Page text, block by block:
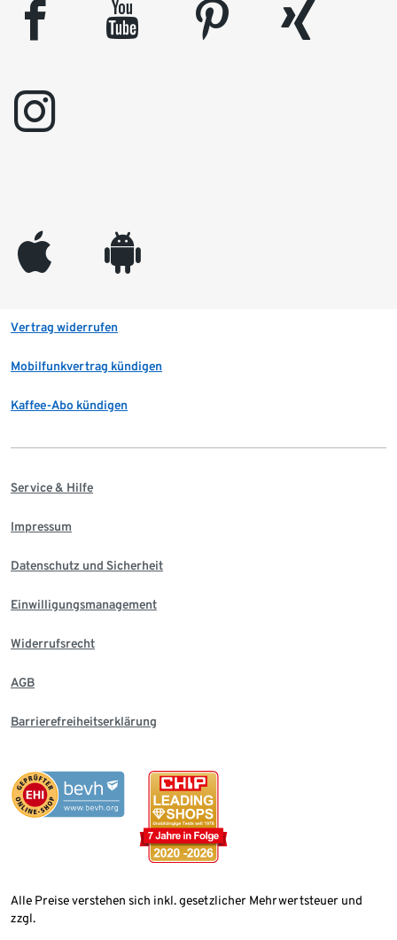
facebook youtube pinterest
xing
instagram
appleinc android
Vertrag widerrufen
Mobilfunkvertrag kündigen
Kaffee-Abo kündigen
Service & Hilfe
Impressum
Datenschutz und Sicherheit
Einwilligungsmanagement
Widerrufsrecht
AGB
Barrierefreiheitserklärung
Alle Preise verstehen sich inkl. gesetzlicher Mehrwertsteuer und
zzgl.